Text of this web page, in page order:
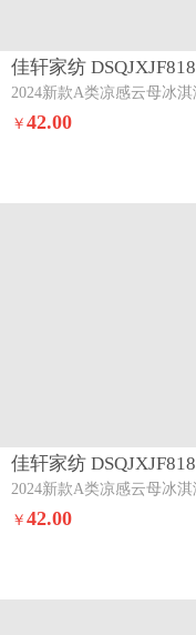
佳轩家纺 DSQJXJF818
￥42.00
佳轩家纺 DSQJXJF818
￥42.00